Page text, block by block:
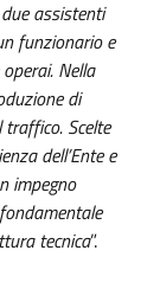
assistenti
funzionario e
Nella
di
Scelte
dell’Ente e
impegno
tecnica”.